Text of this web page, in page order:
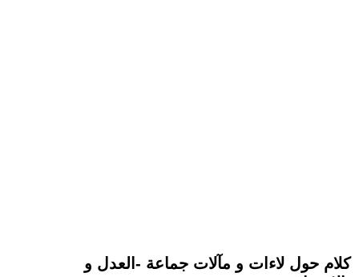
كلام حول لاءات و مآلات جماعة -العدل و